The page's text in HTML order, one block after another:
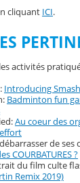
cliquant ICI.
activités
Introducing
Badminton fun
Au coeur des
de ses
COURBATURES ?
du film culte
Remix 2019)